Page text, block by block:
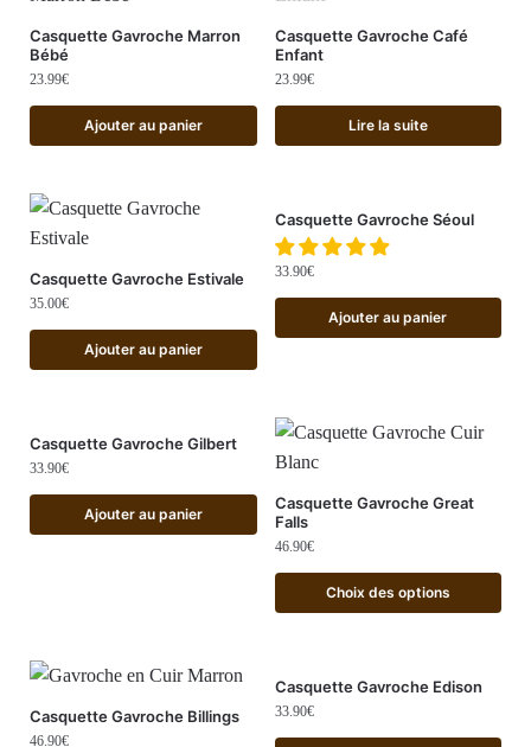
Casquette Gavroche Marron
Bébé
23.99€
Ajouter au panier
Casquette Gavroche Café
Enfant
23.99€
Lire la suite
Casquette Gavroche Estivale
35.00€
Ajouter au panier
Casquette Gavroche Séoul
33.90€
Ajouter au panier
Casquette Gavroche Gilbert
33.90€
Ajouter au panier
Casquette Gavroche Great
Falls
46.90€
Choix des options
Casquette Gavroche Billings
46.90€
Casquette Gavroche Edison
33.90€